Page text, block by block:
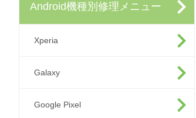
Android機種別修理メニュー
Xperia
Galaxy
Google Pixel